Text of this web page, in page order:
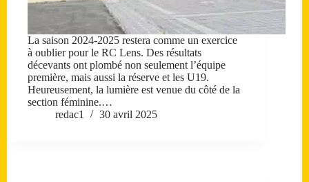
La saison 2024-2025 restera comme un exercice
à oublier pour le RC Lens. Des résultats
décevants ont plombé non seulement l’équipe
première, mais aussi la réserve et les U19.
Heureusement, la lumière est venue du côté de la
section féminine.…
redac1
30 avril 2025